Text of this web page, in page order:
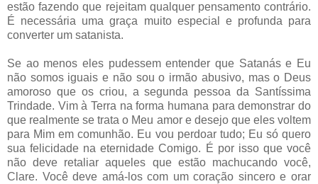
estão fazendo que rejeitam qualquer pensamento contrário.
É necessária uma graça muito especial e profunda para
converter um satanista.
Se ao menos eles pudessem entender que Satanás e Eu
não somos iguais e não sou o irmão abusivo, mas o Deus
amoroso que os criou, a segunda pessoa da Santíssima
Trindade. Vim à Terra na forma humana para demonstrar do
que realmente se trata o Meu amor e desejo que eles voltem
para Mim em comunhão. Eu vou perdoar tudo; Eu só quero
sua felicidade na eternidade Comigo. É por isso que você
não deve retaliar aqueles que estão machucando você,
Clare. Você deve amá-los com um coração sincero e orar